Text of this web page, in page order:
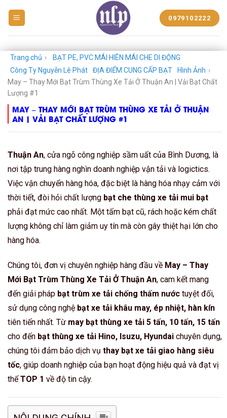
NHỰA
PHÁT
0979102222
Trang chủ ›
BẠT PE, PVC MÁI HIÊN MÁI CHE DI ĐỘNG
Công Ty Nguyễn Lê Phát
ĐỊA ĐIỂM CUNG CẤP BẠT Hình Ảnh ›
May – Thay Mới Bạt Trùm Thùng Xe Tải Ở Thuận An | Vải Bạt Chất
Lượng #1
MAY – THAY MỚI BẠT TRÙM THÙNG XE TẢI Ở THUẬN
AN | VẢI BẠT CHẤT LƯỢNG #1
Thuận An, cửa ngõ công nghiệp sầm uất của Bình Dương, là
nơi tập trung hàng nghìn doanh nghiệp vận tải và logictics.
Việc vận chuyển hàng hóa, đặc biệt là hàng hóa nhạy cảm với
thời tiết, đòi hỏi chất lượng bạt che thùng xe tải mui bạt
phải đạt mức cao nhất. Một tấm bạt cũ, rách hoặc kém chất
lượng không chỉ làm giảm uy tín mà còn gây thiệt hại lớn cho
hàng hóa.
Chúng tôi, đơn vị chuyên nghiệp hàng đầu về May – Thay
Mới Bạt Trùm Thùng Xe Tải Ở Thuận An, cam kết mang
đến giải pháp bạt trùm xe tải chống thấm nước tuyệt đối,
sử dụng công nghệ bạt xe tải khâu may, ép nhiệt, hàn kín
tiên tiến nhất. Từ may bạt thùng xe tải 5 tấn, 10 tấn, 15 tấn
cho đến bạt thùng xe tải Hino, Isuzu, Hyundai chuyên dụng,
chúng tôi đảm bảo dịch vụ thay bạt xe tải giao hàng siêu
tốc, giúp doanh nghiệp của bạn hoạt động hiệu quả và đạt vị
thếTOP 1 về độ tin cậy.